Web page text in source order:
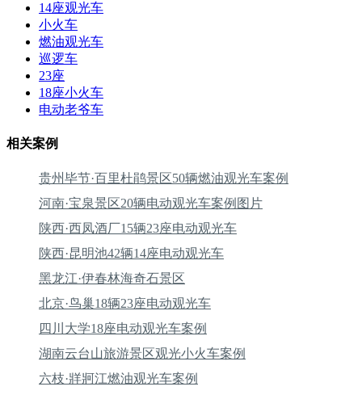
14座观光车
小火车
燃油观光车
巡逻车
23座
18座小火车
电动老爷车
相关案例
贵州毕节·百里杜鹃景区50辆燃油观光车案例
河南·宝泉景区20辆电动观光车案例图片
陕西·西凤酒厂15辆23座电动观光车
陕西·昆明池42辆14座电动观光车
黑龙江·伊春林海奇石景区
北京·鸟巢18辆23座电动观光车
四川大学18座电动观光车案例
湖南云台山旅游景区观光小火车案例
六枝·牂牁江燃油观光车案例